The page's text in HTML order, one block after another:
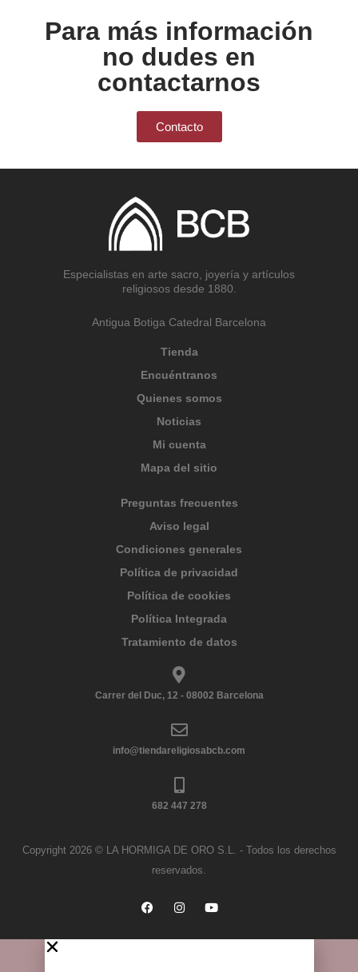
Para más información
no dudes en
contactarnos
Contacto
Especialistas en arte sacro, joyería y artículos
religiosos desde 1880.
Antigua Botiga Catedral Barcelona
Tienda
Encuéntranos
Quienes somos
Noticias
Mi cuenta
Mapa del sitio
Preguntas frecuentes
Aviso legal
Condiciones generales
Política de privacidad
Política de cookies
Política Integrada
Tratamiento de datos
Carrer del Duc, 12 - 08002 Barcelona
info@tiendareligiosabcb.com
682 447 278
Copyright 2026 © LA HORMIGA DE ORO S.L. - Todos los derechos
reservados.